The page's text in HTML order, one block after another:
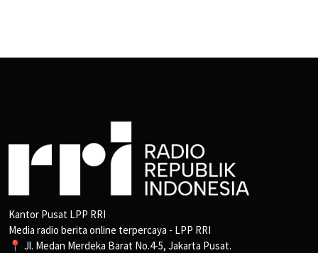
Kantor Pusat LPP RRI
Media radio berita online terpercaya - LPP RRI
📍 Jl. Medan Merdeka Barat No.4-5, Jakarta Pusat.